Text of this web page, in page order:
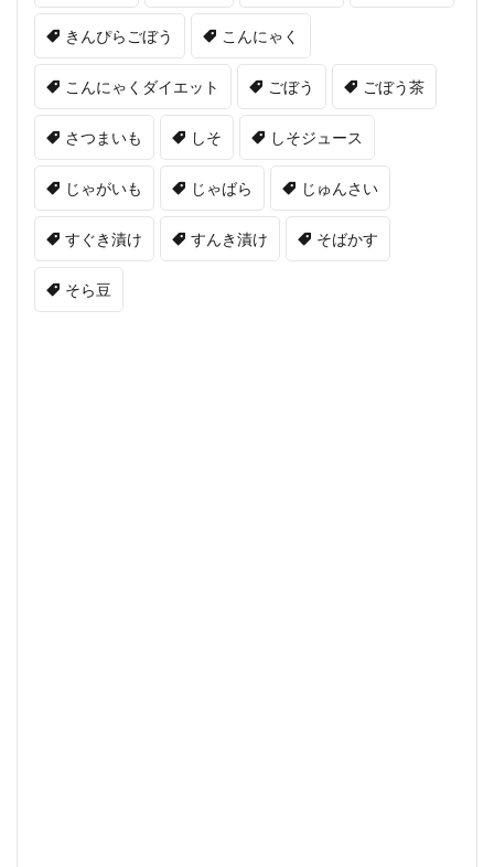
きんぴらごぼう こんにゃく
こんにゃくダイエット ごぼう ごぼう茶
さつまいも しそ しそジュース
じゃがいも じゃばら じゅんさい
すぐき漬け すんき漬け そばかす
そら豆